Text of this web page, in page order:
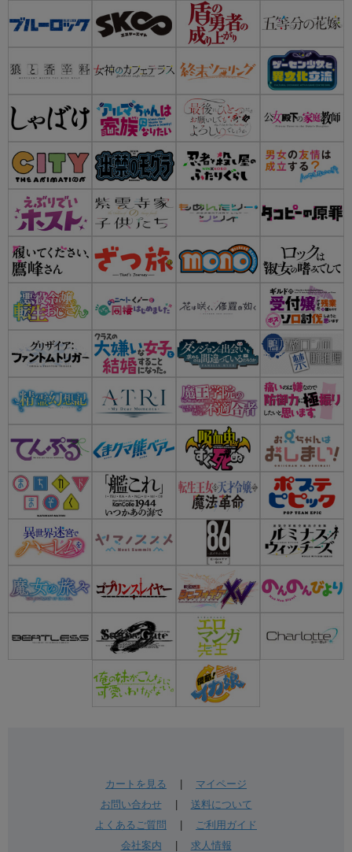
カートを見る
マイページ
お問い合わせ| 送料について
よくあるご質問
ご利用ガイド
会社案内
求人情報